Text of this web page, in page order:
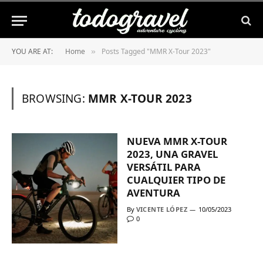
YOU ARE AT: Home » Posts Tagged "MMR X-Tour 2023"
BROWSING: MMR X-TOUR 2023
NUEVA MMR X-TOUR
2023, UNA GRAVEL
VERSÁTIL PARA
CUALQUIER TIPO DE
AVENTURA
By VICENTE LÓPEZ
10/05/2023
0